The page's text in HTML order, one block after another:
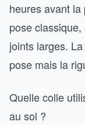
heures avant
pose
joints larges.
pose mais la
Quelle colle
au sol ?